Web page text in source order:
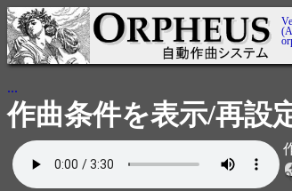
...
作曲条件を表示/再設